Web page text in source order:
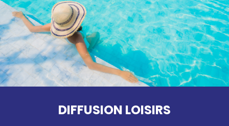
DIFFUSION LOISIRS